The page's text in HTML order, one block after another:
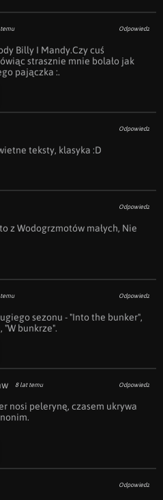
Odpowiedz
Billy I Mandy.Czy cuś
strasznie mnie bolało jak
pajączka :.
Odpowiedz
teksty, klasyka :D
Odpowiedz
z Wodogrzmotów małych, Nie
Odpowiedz
sezonu - "Into the bunker",
"W bunkrze".
8 lat temu Odpowiedz
nosi pelerynę, czasem ukrywa
Odpowiedz